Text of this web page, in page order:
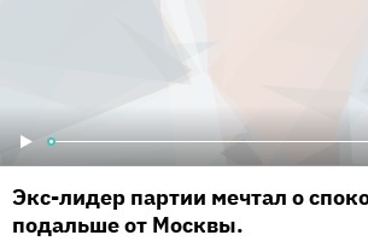
Экс-лидер партии мечтал о
подальше от Москвы.